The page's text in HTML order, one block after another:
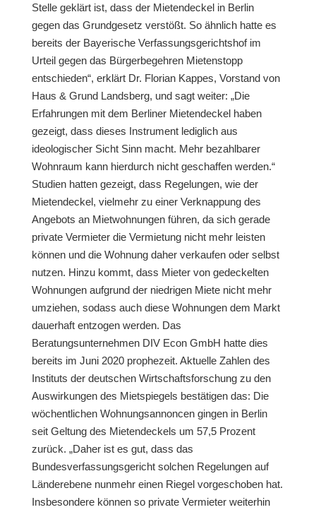
Stelle geklärt ist, dass der Mietendeckel in Berlin
gegen das Grundgesetz verstößt. So ähnlich hatte es
bereits der Bayerische Verfassungsgerichtshof im
Urteil gegen das Bürgerbegehren Mietenstopp
entschieden“, erklärt Dr. Florian Kappes, Vorstand von
Haus & Grund Landsberg, und sagt weiter: „Die
Erfahrungen mit dem Berliner Mietendeckel haben
gezeigt, dass dieses Instrument lediglich aus
ideologischer Sicht Sinn macht. Mehr bezahlbarer
Wohnraum kann hierdurch nicht geschaffen werden.“
Studien hatten gezeigt, dass Regelungen, wie der
Mietendeckel, vielmehr zu einer Verknappung des
Angebots an Mietwohnungen führen, da sich gerade
private Vermieter die Vermietung nicht mehr leisten
können und die Wohnung daher verkaufen oder selbst
nutzen. Hinzu kommt, dass Mieter von gedeckelten
Wohnungen aufgrund der niedrigen Miete nicht mehr
umziehen, sodass auch diese Wohnungen dem Markt
dauerhaft entzogen werden. Das
Beratungsunternehmen DIV Econ GmbH hatte dies
bereits im Juni 2020 prophezeit. Aktuelle Zahlen des
Instituts der deutschen Wirtschaftsforschung zu den
Auswirkungen des Mietspiegels bestätigen das: Die
wöchentlichen Wohnungsannoncen gingen in Berlin
seit Geltung des Mietendeckels um 57,5 Prozent
zurück. „Daher ist es gut, dass das
Bundesverfassungsgericht solchen Regelungen auf
Länderebene nunmehr einen Riegel vorgeschoben hat.
Insbesondere können so private Vermieter weiterhin